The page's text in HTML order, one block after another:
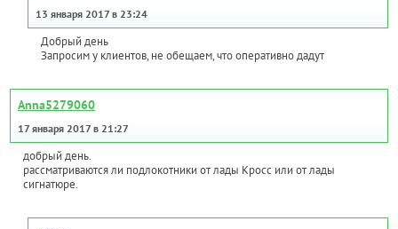
13 января 2017 в 23:24
Добрый день
Запросим у клиентов, не обещаем, что оперативно дадут
Anna5279060
17 января 2017 в 21:27
добрый день.
рассматриваются ли подлокотники от лады Кросс или от лады
сигнатюре.